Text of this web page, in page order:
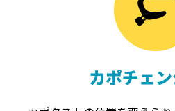
カポチェ